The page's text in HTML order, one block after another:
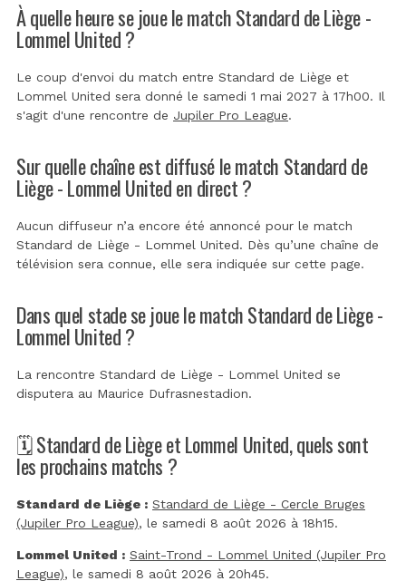
À quelle heure se joue le match Standard de Liège -
Lommel United ?
Le coup d'envoi du match entre Standard de Liège et
Lommel United sera donné le samedi 1 mai 2027 à 17h00. Il
s'agit d'une rencontre de Jupiler Pro League.
Sur quelle chaîne est diffusé le match Standard de
Liège - Lommel United en direct ?
Aucun diffuseur n’a encore été annoncé pour le match
Standard de Liège - Lommel United. Dès qu’une chaîne de
télévision sera connue, elle sera indiquée sur cette page.
Dans quel stade se joue le match Standard de Liège -
Lommel United ?
La rencontre Standard de Liège - Lommel United se
disputera au Maurice Dufrasnestadion.
🗓️ Standard de Liège et Lommel United, quels sont
les prochains matchs ?
Standard de Liège : Standard de Liège - Cercle Bruges
(Jupiler Pro League), le samedi 8 août 2026 à 18h15.
Lommel United : Saint-Trond - Lommel United (Jupiler Pro
League), le samedi 8 août 2026 à 20h45.